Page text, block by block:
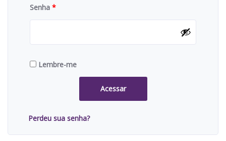
Senha *
Lembre-me
Acessar
Perdeu sua senha?